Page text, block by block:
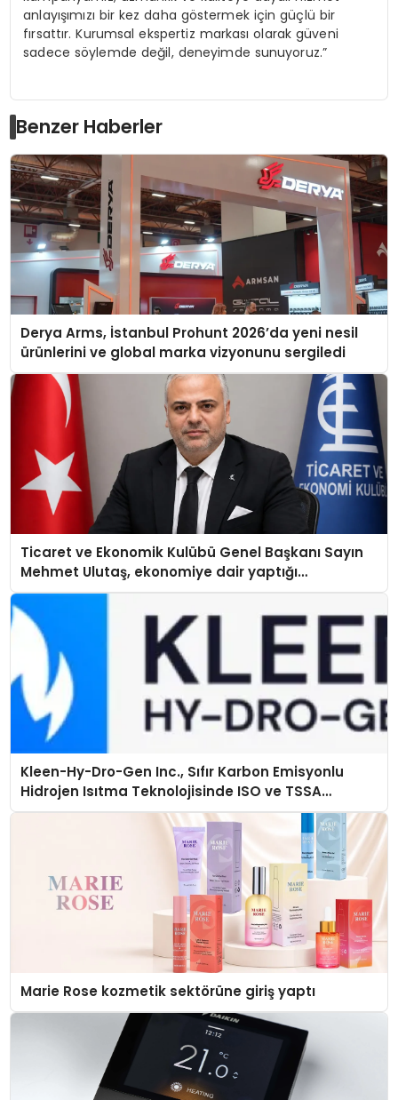
anlayışımızı bir kez daha göstermek için güçlü bir
fırsattır. Kurumsal ekspertiz markası olarak güveni
sadece söylemde değil, deneyimde sunuyoruz.”
Benzer Haberler
Derya Arms, İstanbul Prohunt 2026’da yeni nesil
ürünlerini ve global marka vizyonunu sergiledi
Ticaret ve Ekonomik Kulübü Genel Başkanı Sayın
Mehmet Ulutaş, ekonomiye dair yaptığı
açıklamada şunları kaydetti:
Kleen-Hy-Dro-Gen Inc., Sıfır Karbon Emisyonlu
Hidrojen Isıtma Teknolojisinde ISO ve TSSA
Düzenleyici Onaylarını Aldı
Marie Rose kozmetik sektörüne giriş yaptı